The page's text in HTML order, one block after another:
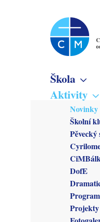
Škola
Virtuální
Školné
Poslání
Studijní
Školská
Rada
CM
Aktivity
Novinky
Školní
DofE
Projekty